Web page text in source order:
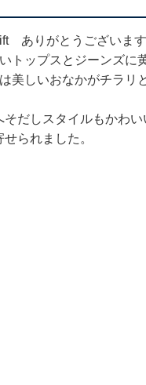
ありがとうございま
トップスとジーンズに
美しいおなかがチラリ
だしスタイルもかわ
られました。